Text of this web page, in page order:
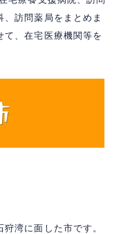
訪問薬局をまとめま
て、在宅医療機関等を
湾に面した市です。​